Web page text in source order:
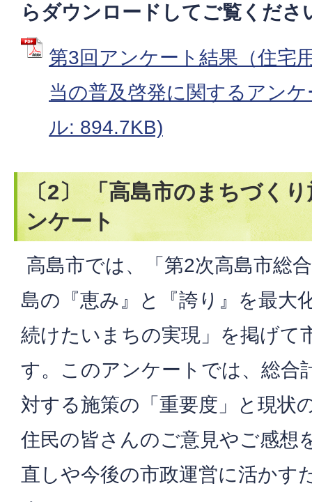
らダウンロードしてご覧くださ
第3回アンケート結果（住宅
当の普及啓発に関するアン
ル: 894.7KB)
〔2〕 「高島市のまちづく
ンケート
高島市では、「第2次高島市総
島の『恵み』と『誇り』を最大
続けたいまちの実現」を掲げて
す。このアンケートでは、総合
対する施策の「重要度」と現状
住民の皆さんのご意見やご感想
直しや今後の市政運営に活かす